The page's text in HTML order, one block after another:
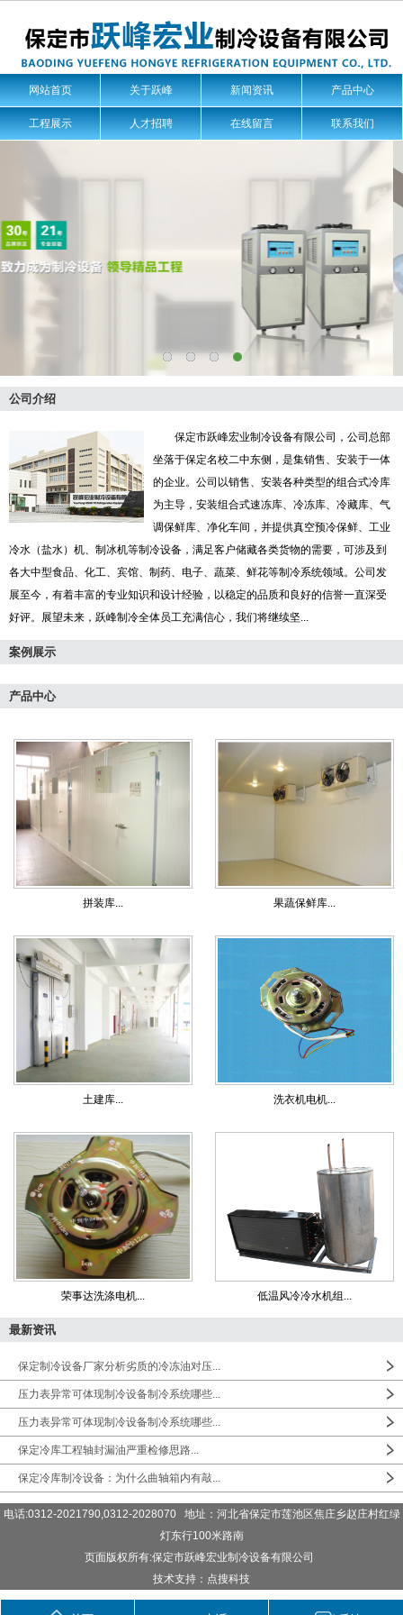
网站首页 关于跃峰 新闻资讯 产品中心
工程展示 人才招聘 在线留言 联系我们
公司介绍
保定市跃峰宏业制冷设备有限公司，公司总部
坐落于保定名校二中东侧，是集销售、安装于一体
的企业。公司以销售、安装各种类型的组合式冷库
为主导，安装组合式速冻库、冷冻库、冷藏库、气
调保鲜库、净化车间，并提供真空预冷保鲜、工业
冷水（盐水）机、制冰机等制冷设备，满足客户储藏各类货物的需要，可涉及到
各大中型食品、化工、宾馆、制药、电子、蔬菜、鲜花等制冷系统领域。公司发
展至今，有着丰富的专业知识和设计经验，以稳定的品质和良好的信誉一直深受
好评。展望未来，跃峰制冷全体员工充满信心，我们将继续坚...
案例展示
产品中心
拼装库... 果蔬保鲜库...
土建库... 洗衣机电机...
荣事达洗涤电机... 低温风冷冷水机组...
最新资讯
保定制冷设备厂家分析劣质的冷冻油对压...
压力表异常可体现制冷设备制冷系统哪些...
压力表异常可体现制冷设备制冷系统哪些...
保定冷库工程轴封漏油严重检修思路...
保定冷库制冷设备：为什么曲轴箱内有敲...
电话:0312-2021790,0312-2028070 地址：河北省保定市莲池区焦庄乡赵庄村红绿
灯东行100米路南
页面版权所有:保定市跃峰宏业制冷设备有限公司
技术支持：点搜科技